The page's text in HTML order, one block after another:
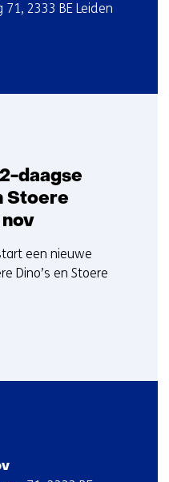
daagse
Stoere
een nieuwe
Dino’s en Stoere
71, 2333 BE Leiden